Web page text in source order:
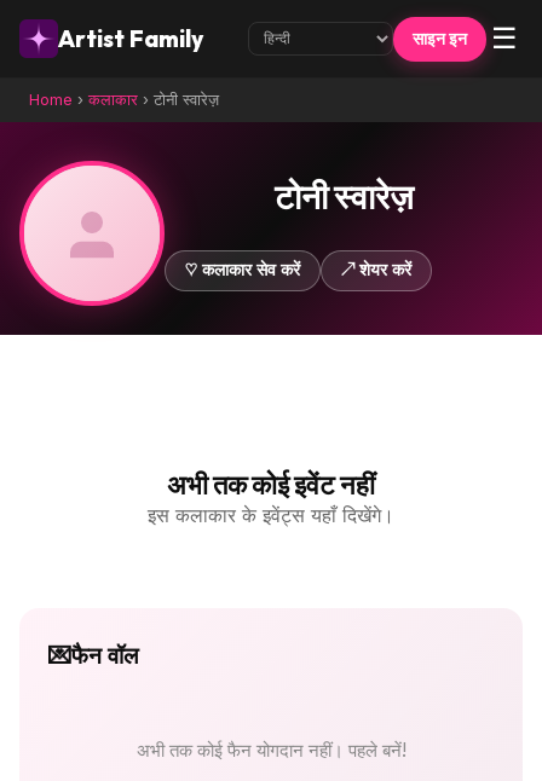
Artist Family साइन इन ☰
Home ›कलाकार › टोनी स्वारेज़
टोनी स्वारेज़
♡ कलाकार सेव करें ↗ शेयर करें
अभी तक कोई इवेंट नहीं
इस कलाकार के इवेंट्स यहाँ दिखेंगे।
💌फैन वॉल
अभी तक कोई फैन योगदान नहीं। पहले बनें!